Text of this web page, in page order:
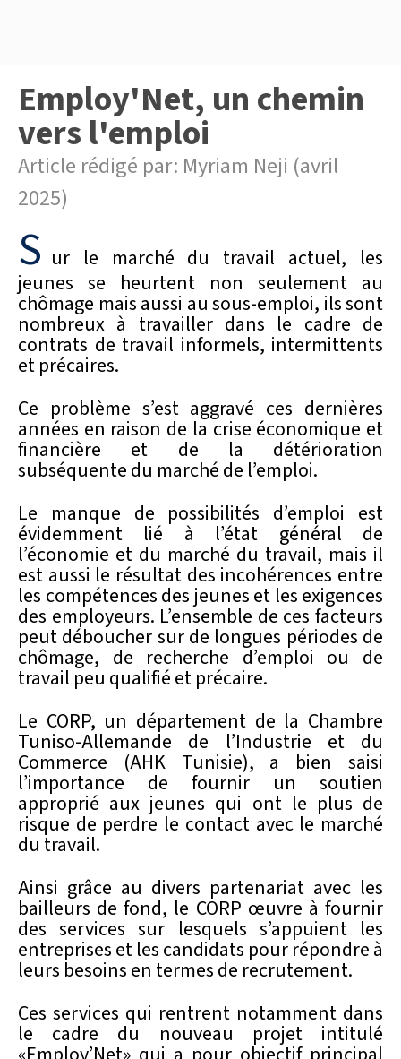
Employ'Net, un chemin
vers l'emploi
Article rédigé par: Myriam Neji (avril
2025)
S ur le marché du travail actuel, les
jeunes se heurtent non seulement au
chômage mais aussi au sous-emploi, ils sont
nombreux à travailler dans le cadre de
contrats de travail informels, intermittents
et précaires.
Ce problème s’est aggravé ces dernières
années en raison de la crise économique et
financière et de la détérioration
subséquente du marché de l’emploi.
Le manque de possibilités d’emploi est
évidemment lié à l’état général de
l’économie et du marché du travail, mais il
est aussi le résultat des incohérences entre
les compétences des jeunes et les exigences
des employeurs. L’ensemble de ces facteurs
peut déboucher sur de longues périodes de
chômage, de recherche d’emploi ou de
travail peu qualifié et précaire.
Le CORP, un département de la Chambre
Tuniso-Allemande de l’Industrie et du
Commerce (AHK Tunisie), a bien saisi
l’importance de fournir un soutien
approprié aux jeunes qui ont le plus de
risque de perdre le contact avec le marché
du travail.
Ainsi grâce au divers partenariat avec les
bailleurs de fond, le CORP œuvre à fournir
des services sur lesquels s’appuient les
entreprises et les candidats pour répondre à
leurs besoins en termes de recrutement.
Ces services qui rentrent notamment dans
le cadre du nouveau projet intitulé